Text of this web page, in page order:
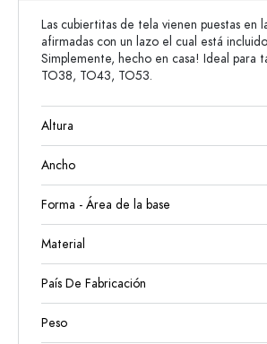
Las cubiertitas de tela vienen puestas en
afirmadas con un lazo el cual está
Simplemente, hecho en casa! Ideal para
TO38, TO43, TO53.
Altura
Ancho
Forma - Área de la base
Material
País De Fabricación
Peso